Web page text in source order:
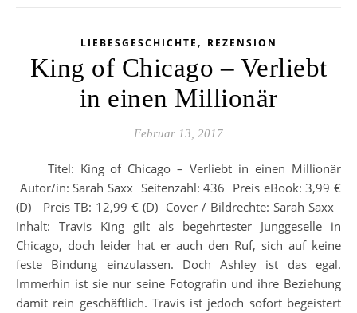
LIEBESGESCHICHTE , REZENSION
King of Chicago – Verliebt
in einen Millionär
Februar 13, 2017
Titel: King of Chicago – Verliebt in einen Millionär
Autor/in: Sarah Saxx Seitenzahl: 436 Preis eBook: 3,99 €
(D) Preis TB: 12,99 € (D) Cover / Bildrechte: Sarah Saxx
Inhalt: Travis King gilt als begehrtester Junggeselle in
Chicago, doch leider hat er auch den Ruf, sich auf keine
feste Bindung einzulassen. Doch Ashley ist das egal.
Immerhin ist sie nur seine Fotografin und ihre Beziehung
damit rein geschäftlich. Travis ist jedoch sofort begeistert